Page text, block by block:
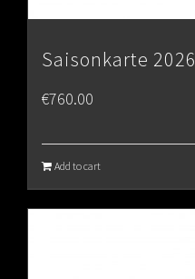
Saisonkarte 2026
€760.00
Add to cart